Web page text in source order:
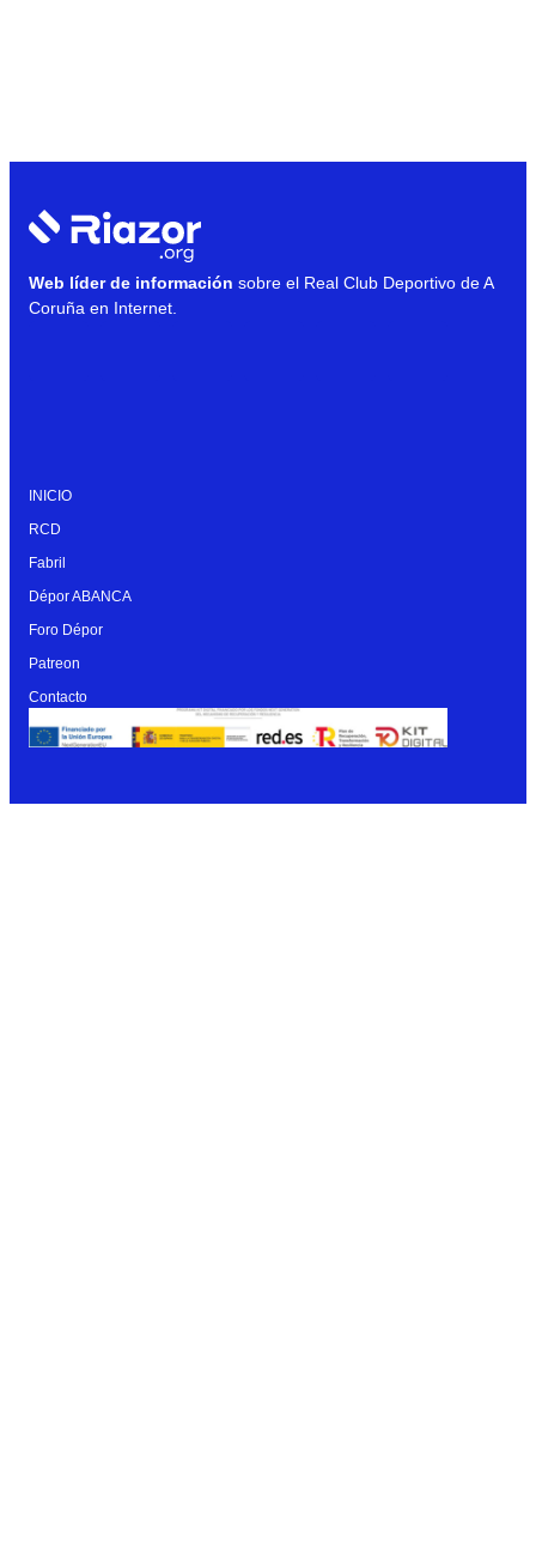
Web líder de información sobre el Real Club Deportivo de A
Coruña en Internet.
INICIO
RCD
Fabril
Dépor ABANCA
Foro Dépor
Patreon
Contacto